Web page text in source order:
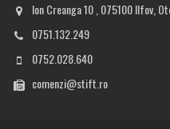
Ion Creanga 10 , 075100 Ilfov,
0751.132.249
0752.028.640
comenzi@stift.ro